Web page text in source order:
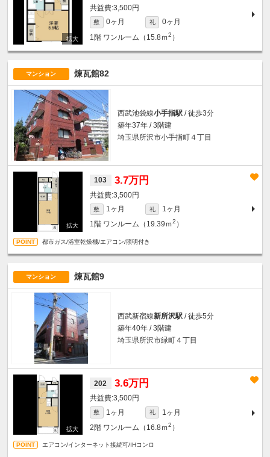
3,500円
敷 0ヶ月 礼
0ヶ月
1階 ワンルーム（15.8ｍ2 ）
マンション 煉瓦館82
西武池袋線小手指駅 / 徒歩3分
築年37年 / 3階建
埼玉県所沢市小手指町４丁目
103 3.7万円
3,500円
敷 1ヶ月 礼
1ヶ月
1階 ワンルーム（19.39ｍ2 ）
都市ガス/浴室乾燥機/エアコン/照明付き
マンション 煉瓦館9
西武新宿線新所沢駅 / 徒歩5分
築年40年 / 3階建
埼玉県所沢市緑町４丁目
202 3.6万円
3,500円
敷 1ヶ月 礼
1ヶ月
2階 ワンルーム（16.8ｍ2 ）
エアコン/インターネット接続可/IHコンロ